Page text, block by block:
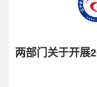
两部门关于开展